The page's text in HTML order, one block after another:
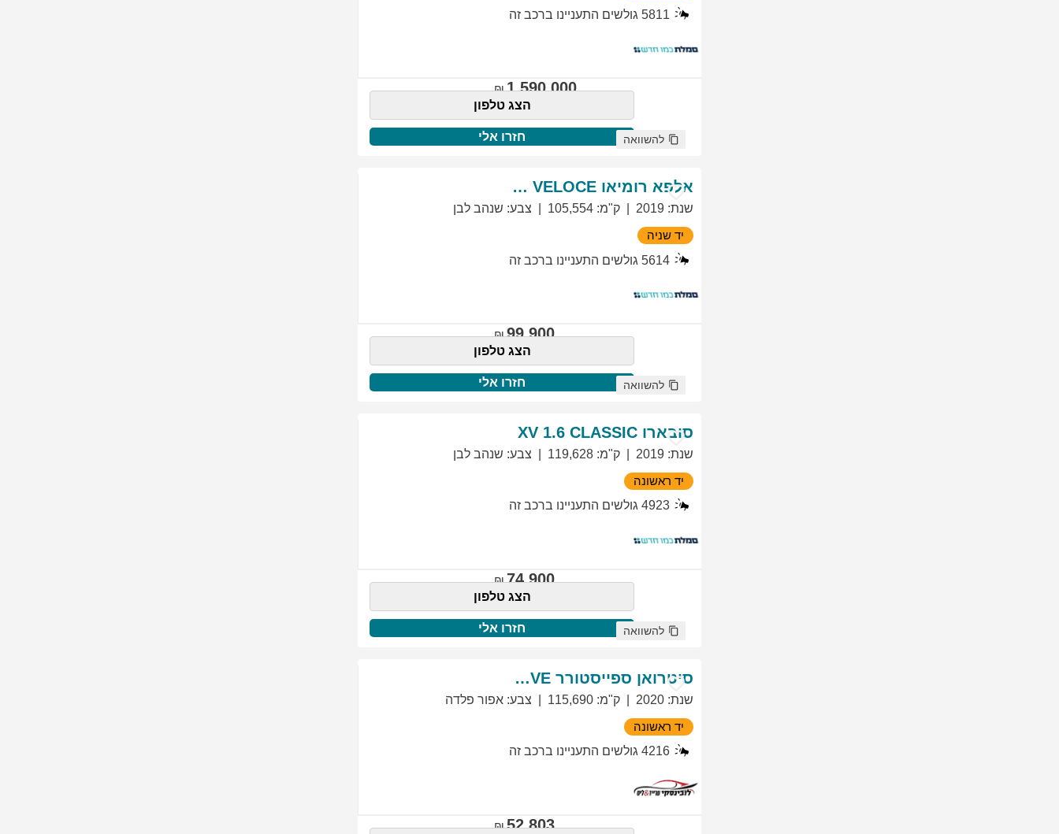
5811 גולשים התעניינו ברכב זה
1,590,000
הצג טלפון
חזרו אלי להשוואה
אלפא רומיאו GIULIETTA VELOCE
שנת:
2019 ק"מ:
105,554 צבע: שנהב לבן
יד שניה
5614 גולשים התעניינו ברכב זה
99,900
הצג טלפון
חזרו אלי להשוואה
סובארו XV 1.6 CLASSIC
שנת:
2019 ק"מ:
119,628 צבע: שנהב לבן
יד ראשונה
4923 גולשים התעניינו ברכב זה
74,900
הצג טלפון
חזרו אלי להשוואה
סיטרואן ספייסטורר EXCLUSIVE
שנת:
2020 ק"מ:
115,690 צבע: אפור פלדה
יד ראשונה
4216 גולשים התעניינו ברכב זה
52,803